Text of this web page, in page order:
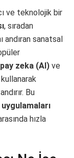
ve teknolojik bir
, sıradan
andıran sanatsal
zeka (AI) ve
Bu
hızla